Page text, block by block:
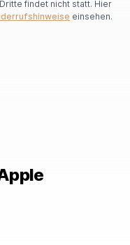
findet nicht statt. Hier
einsehen.